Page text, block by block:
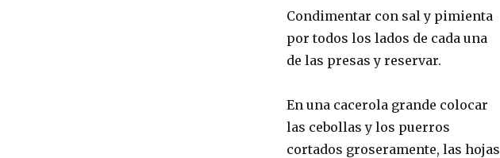
Condimentar con sal y pimienta
por todos los lados de cada una
de las presas y reservar.
En una cacerola grande colocar
las cebollas y los puerros
cortados groseramente, las hojas